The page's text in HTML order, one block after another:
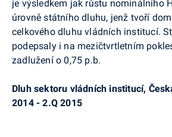
je výsledkem jak růstu nominálního
úrovně státního dluhu, jenž tvoří
celkového dluhu vládních institucí.
podepsaly i na mezičtvrtletním
zadlužení o 0,75 p.b.
Dluh sektoru vládních institucí,
2014 - 2.Q 2015